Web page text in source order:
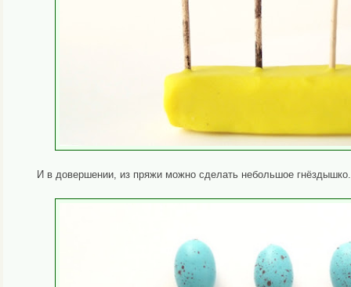
И в довершении, из пряжи можно сделать небольшое